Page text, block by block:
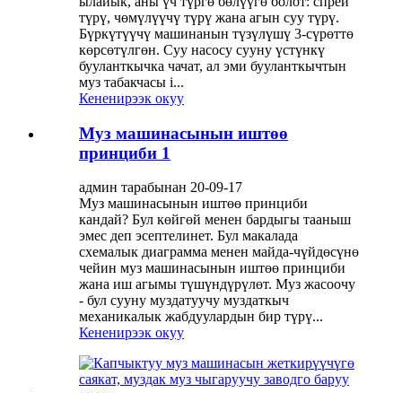
түрү, чөмүлүүчү түрү жана агын суу түрү.
Бүркүтүүчү машинанын түзүлүшү 3-сүрөттө
көрсөтүлгөн. Суу насосу сууну үстүнкү
бууланткычка чачат, ал эми бууланткычтын
муз табакчасы i...
Кененирээк окуу
Муз машинасынын иштөө
принциби 1
админ тарабынан 20-09-17
Муз машинасынын иштөө принциби
кандай? Бул көйгөй менен бардыгы тааныш
эмес деп эсептелинет. Бул макалада
схемалык диаграмма менен майда-чүйдөсүнө
чейин муз машинасынын иштөө принциби
жана иш агымы түшүндүрүлөт. Муз жасоочу
- бул сууну муздатуучу муздаткыч
механикалык жабдуулардын бир түрү...
Кененирээк окуу